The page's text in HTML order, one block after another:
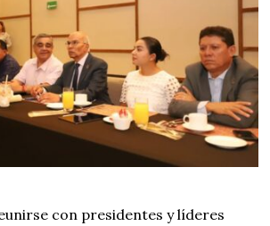
con presidentes y líderes